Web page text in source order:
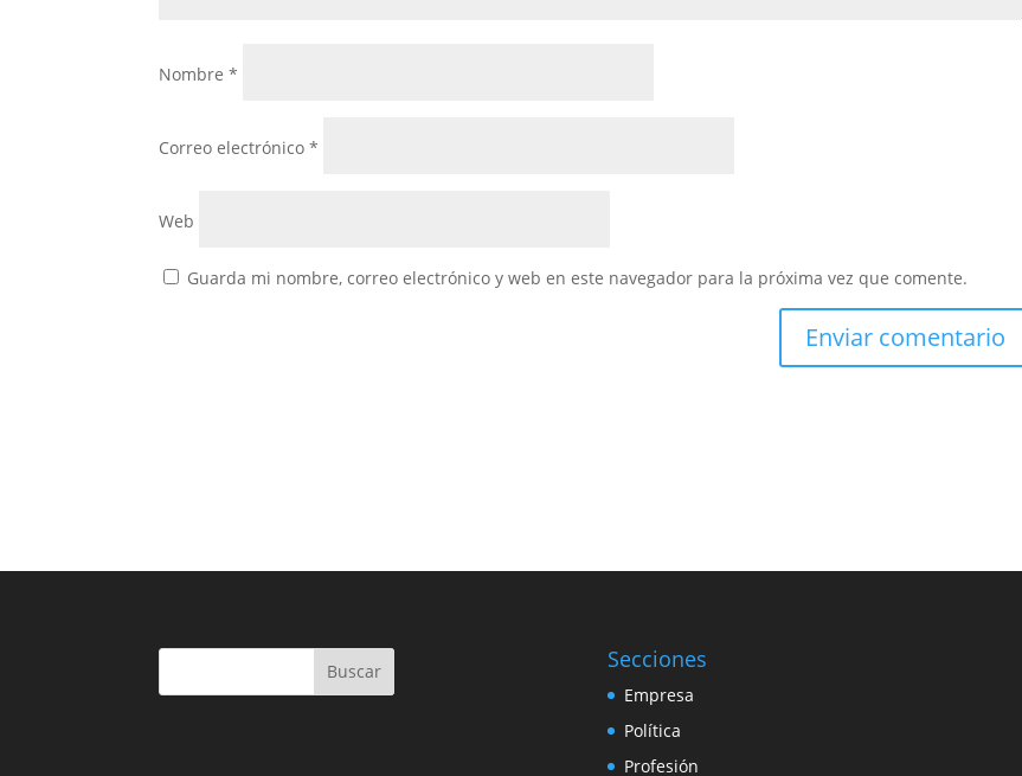
Nombre*
Correo electrónico*
Web
Guarda mi nombre, correo electrónico y web en este navegador para la próxima vez que comente.
Buscar Secciones
Empresa
Política
Profesión